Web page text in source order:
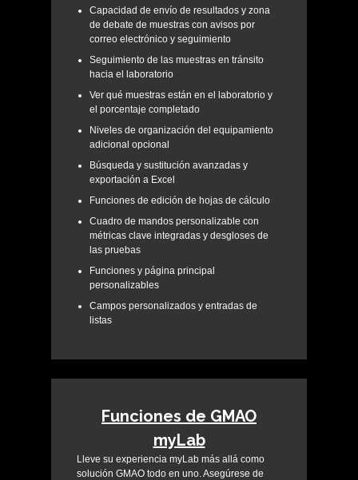
Capacidad de envío de resultados y zona
de debate de muestras con avisos por
correo electrónico y seguimiento
Seguimiento de las muestras en tránsito
hacia el laboratorio
Ver qué muestras están en el laboratorio y
el porcentaje completado
Niveles de organización del equipamiento
adicional opcional
Búsqueda y sustitución avanzadas y
exportación a Excel
Funciones de edición de hojas de cálculo
Cuadro de mandos personalizable con
métricas clave integradas y desgloses de
las pruebas
Funciones y página principal
personalizables
Campos personalizados y entradas de
listas
Funciones de GMAO
myLab
Lleve su experiencia myLab más allá como
solución GMAO todo en uno . Asegúrese de